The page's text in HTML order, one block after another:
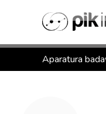
Aparatura